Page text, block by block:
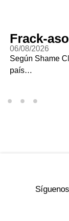
Frack-aso
06/08/2026
Según Shame
país…
Síguenos